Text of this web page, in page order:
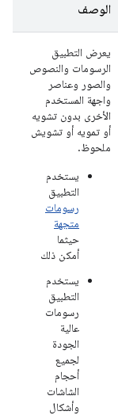
الوصف
يعرض التطبيق
الرسومات والنصوص
والصور وعناصر
واجهة المستخدم
الأخرى بدون تشويه
أو تمويه أو تشويش
ملحوظ.
يستخدم
التطبيق
رسومات
متجهة
حيثما
أمكن ذلك
يستخدم
التطبيق
رسومات
عالية
الجودة
لجميع
أحجام
الشاشات
وأشكال